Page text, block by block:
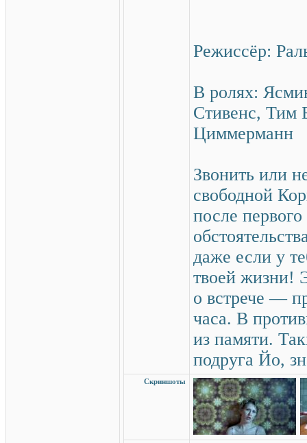
Режиссёр:
В ролях:
Стивенс, Тим
Циммерманн
Звонить или
свободной
после
даже если у
твоей жизни!
о встрече —
часа. В
из памяти.
подруга Йо,
Скриншоты